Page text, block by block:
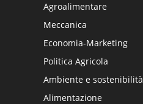
Agroalimentare
Meccanica
Economia-Marketing
Politica Agricola
Ambiente e sostenibilità
Alimentazione